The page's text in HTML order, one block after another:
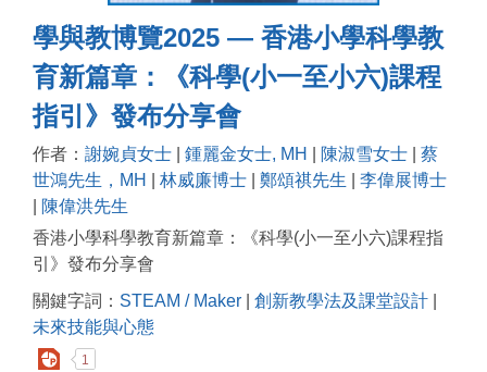
學與教博覽2025 — 香港小學科學教
育新篇章：《科學(小一至小六)課程
指引》發布分享會
作者： 謝婉貞女士 鍾麗金女士, MH 陳淑雪女士
蔡
世鴻先生，MH
林威廉博士 鄭頌祺先生
李偉展博士
陳偉洪先生
香港小學科學教育新篇章：《科學(小一至小六)課程指
引》發布分享會
關鍵字詞： STEAM / Maker 創新教學法及課堂設計
未來技能與心態
1